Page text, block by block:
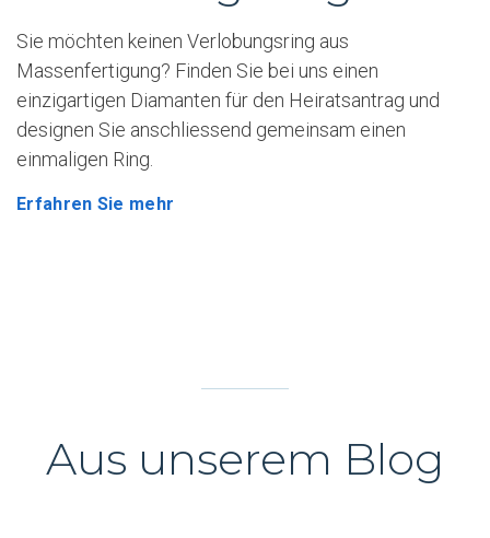
Sie möchten keinen Verlobungsring aus
Massenfertigung? Finden Sie bei uns einen
einzigartigen Diamanten für den Heiratsantrag und
designen Sie anschliessend gemeinsam einen
einmaligen Ring.
Erfahren Sie mehr
Aus unserem Blog